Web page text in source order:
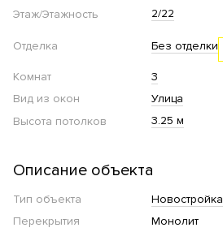
Этаж/Этажность
2/22
Отделка Без отделки
Комнат
3
Вид из окон
Улица
Высота потолков
3.25 м
Описание объекта
Тип объекта
Новостройка
Перекрытия
Монолит